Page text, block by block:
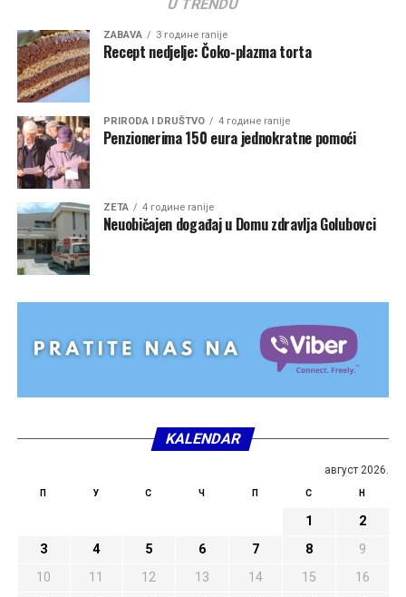
U TRENDU
ZABAVA 3 године ranije
Recept nedjelje: Čoko-plazma torta
PRIRODA I DRUŠTVO 4 године ranije
Penzionerima 150 eura jednokratne pomoći
ZETA 4 године ranije
Neuobičajen događaj u Domu zdravlja Golubovci
KALENDAR
август 2026.
П У С Ч П С Н
1
2
3
4 5 6 7 8
9
10
11 12 13 14 15
16